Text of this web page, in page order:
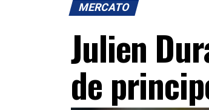
MERCATO
Julien
de